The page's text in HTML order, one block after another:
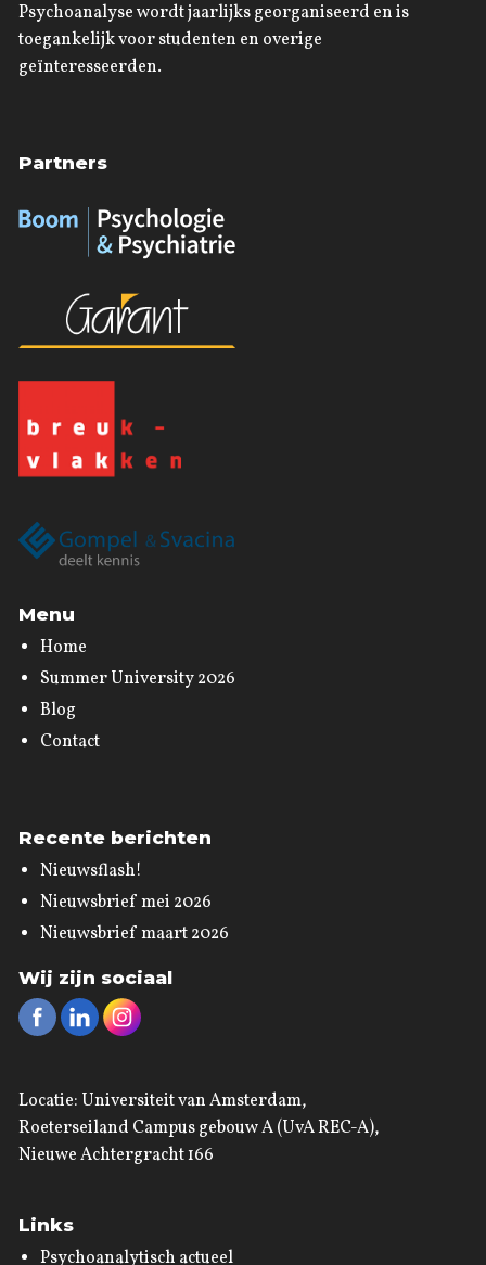
Psychoanalyse wordt jaarlijks georganiseerd en is
toegankelijk voor studenten en overige
geïnteresseerden.
Partners
Menu
Home
Summer University 2026
Blog
Contact
Recente berichten
Nieuwsflash!
Nieuwsbrief mei 2026
Nieuwsbrief maart 2026
Wij zijn sociaal
Locatie: Universiteit van Amsterdam,
Roeterseiland Campus gebouw A (UvA REC-A),
Nieuwe Achtergracht 166
Links
Psychoanalytisch actueel